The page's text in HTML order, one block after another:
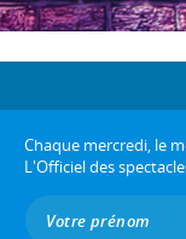
Chaque mercredi, le
L'Officiel des